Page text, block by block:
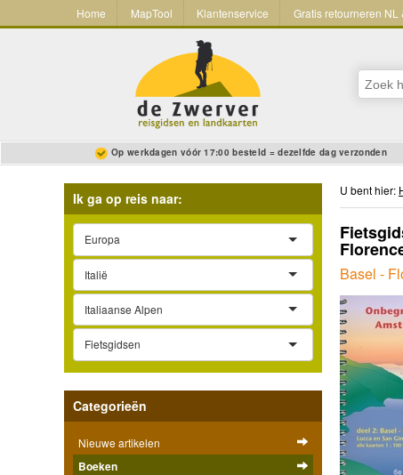
Home MapTool Klantenservice Gratis retourneren NL
Op werkdagen vóór 17:00 besteld = dezelfde dag verzonden
Ik ga op reis naar:
Europa
Italië
Italiaanse Alpen
Fietsgidsen
Categorieën
Nieuwe artikelen
Boeken
U bent hier:
Basel -